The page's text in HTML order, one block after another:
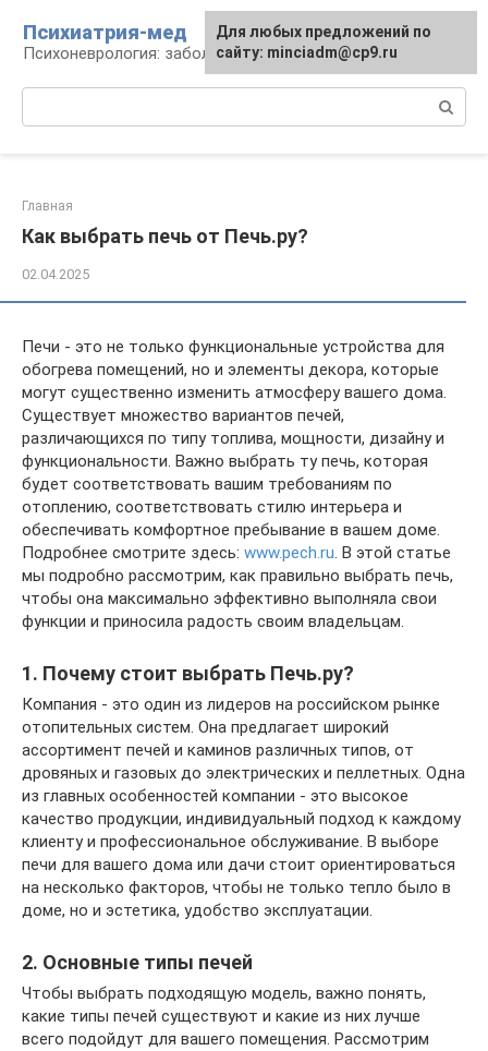
контенту
Психиатрия-мед
Психоневрология: заболевания и терапия
Главная
Как выбрать печь от Печь.ру?
02.04.2025
Печи - это не только функциональные устройства для
обогрева помещений, но и элементы декора, которые
могут существенно изменить атмосферу вашего дома.
Существует множество вариантов печей,
различающихся по типу топлива, мощности, дизайну и
функциональности. Важно выбрать ту печь, которая
будет соответствовать вашим требованиям по
отоплению, соответствовать стилю интерьера и
обеспечивать комфортное пребывание в вашем доме.
Подробнее смотрите здесь: www.pech.ru. В этой статье
мы подробно рассмотрим, как правильно выбрать печь,
чтобы она максимально эффективно выполняла свои
функции и приносила радость своим владельцам.
1. Почему стоит выбрать Печь.ру?
Компания - это один из лидеров на российском рынке
отопительных систем. Она предлагает широкий
ассортимент печей и каминов различных типов, от
дровяных и газовых до электрических и пеллетных. Одна
из главных особенностей компании - это высокое
качество продукции, индивидуальный подход к каждому
клиенту и профессиональное обслуживание. В выборе
печи для вашего дома или дачи стоит ориентироваться
на несколько факторов, чтобы не только тепло было в
доме, но и эстетика, удобство эксплуатации.
2. Основные типы печей
Чтобы выбрать подходящую модель, важно понять,
какие типы печей существуют и какие из них лучше
всего подойдут для вашего помещения. Рассмотрим
Для любых предложений по
сайту: minciadm@cp9.ru